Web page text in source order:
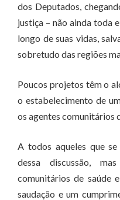
dos Deputados,
justiça – não ainda toda
longo de suas vidas,
sobretudo das regiões
Poucos projetos têm o
o estabelecimento de
os agentes comunitários
A todos aqueles que
dessa discussão,
comunitários de saúde
saudação e um